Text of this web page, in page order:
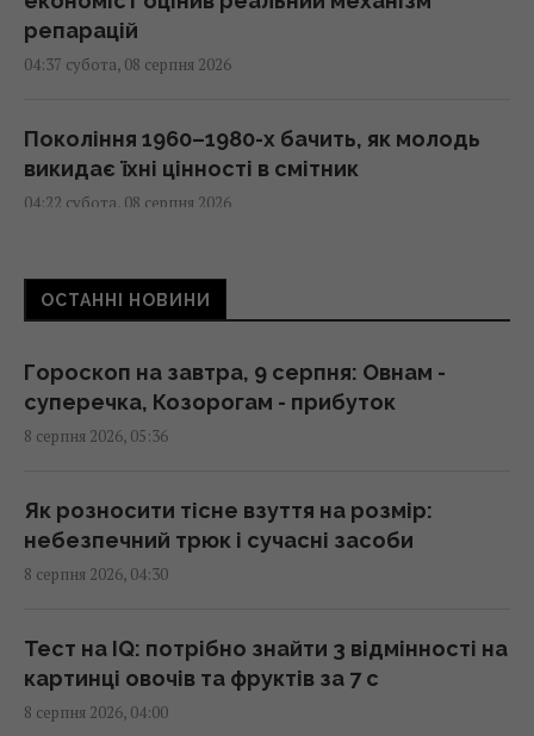
репарацій
04:37 субота, 08 серпня 2026
Покоління 1960–1980-х бачить, як молодь
викидає їхні цінності в смітник
04:22 субота, 08 серпня 2026
Чи справді родзинки такі корисні, як усі
думають: відповідь дієтологів
Трамп неохоче посилює тиск на РФ, але
законопроект Грема змусить його вжити
02:56 субота, 08 серпня 2026
Мелоні відреагувала на вимогу Іспанії
02:23 субота, 08 серпня 2026
Сонячна електростанція перегородила
ОСТАННІ НОВИНИ
Гороскоп на завтра, 9 серпня: Овнам -
суперечка, Козорогам - прибуток
8 серпня 2026, 05:36
Як розносити тісне взуття на розмір:
небезпечний трюк і сучасні засоби
8 серпня 2026, 04:30
Тест на IQ: потрібно знайти 3 відмінності на
картинці овочів та фруктів за 7 с
8 серпня 2026, 04:00